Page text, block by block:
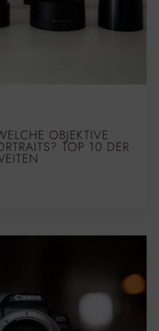
OBJEKTIVE
TOP 10 DER